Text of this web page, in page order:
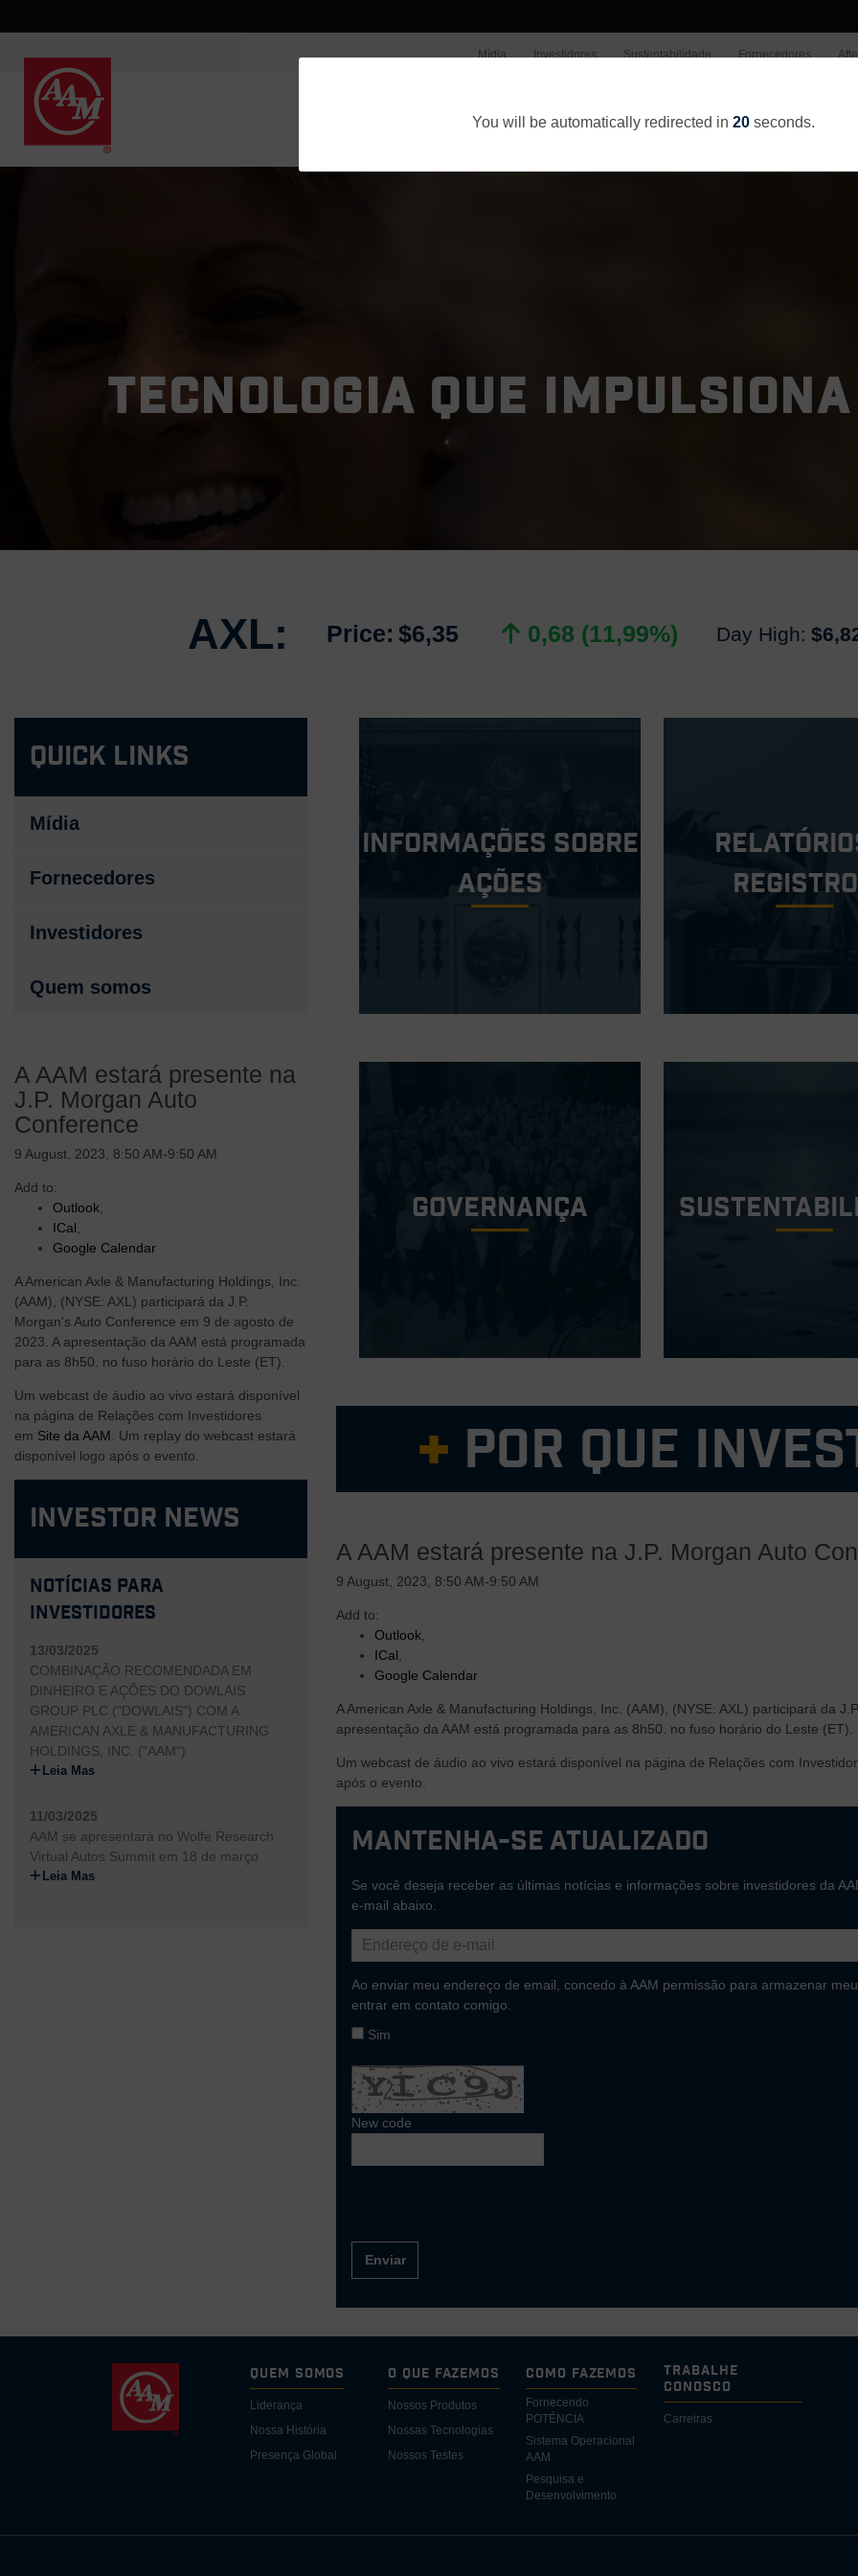
You will be automatically redirected in 20 seconds.
Mídia Investidores Sustentabilidade Fornecedores
TECNOLOGIA QUE
AXL: Price: $6,35 0,68 (11,99%) Day High:
Quick Links
Mídia
Fornecedores
Investidores
Quem somos
A AAM estará presente na
J.P. Morgan Auto
Conference
9 August, 2023, 8:50 AM-9:50 AM
Add to:
Outlook
ICal
Google Calendar
A American Axle & Manufacturing Holdings, Inc.
(AAM), (NYSE: AXL) participará da J.P.
Morgan's Auto Conference em 9 de agosto de
2023. A apresentação da AAM está programada
para as 8h50. no fuso horário do Leste (ET).
Um webcast de áudio ao vivo estará disponível
na página de Relações com Investidores
em Site da AAM . Um replay do webcast estará
disponível logo após o evento.
Investor News
Notícias para
Investidores
13/03/2025
COMBINAÇÃO RECOMENDADA EM
DINHEIRO E AÇÕES DO DOWLAIS
GROUP PLC ("DOWLAIS") COM A
AMERICAN AXLE & MANUFACTURING
HOLDINGS, INC. ("AAM")
Leia Mas
11/03/2025
AAM se apresentará no Wolfe Research
Virtual Autos Summit em 18 de março
Leia Mas
Informações sobre
ações
Governança
Por que
Estrutura de custos flexível e variável com um histórico comprovado de
Margem de lucro superior e forte rendimento de fluxo de caixa livre
Tecnologias de propulsão de eletrificação altamente inovadoras e escaláveis
clientes e segmentos de veículos
A AAM estará presente na J.P. Morgan Auto
9 August, 2023, 8:50 AM-9:50 AM
Add to:
Outlook
ICal
Google Calendar
A American Axle & Manufacturing Holdings, Inc. (AAM), (NYSE: AXL) participará da
apresentação da AAM está programada para as 8h50. no fuso horário do Leste (ET).
Um webcast de áudio ao vivo estará disponível na página de Relações com
após o evento.
Mantenha-se atualizado
Se você deseja receber as últimas notícias e informações sobre investidores da
e-mail abaixo.
Ao enviar meu endereço de email, concedo à AAM permissão para armazenar
entrar em contato comigo.
Sim
New code
Enviar
Quem somos
Liderança
Nossa História
Presença Global
O Que Fazemos
Nossos Produtos
Nossas Tecnologias
Nossos Testes
Como Fazemos
Fornecendo
POTÉNCIA
Sistema Operacional
AAM
Pesquisa e
Desenvolvimento
Trabalhe
Conosco
Carreiras